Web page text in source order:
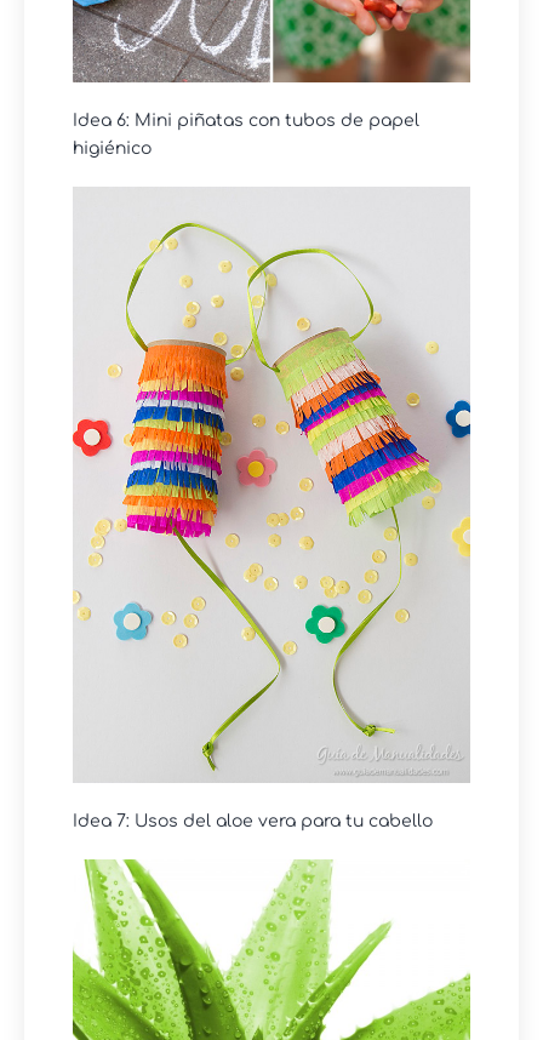
Idea 6: Mini piñatas con tubos de papel
higiénico
Idea 7: Usos del aloe vera para tu cabello